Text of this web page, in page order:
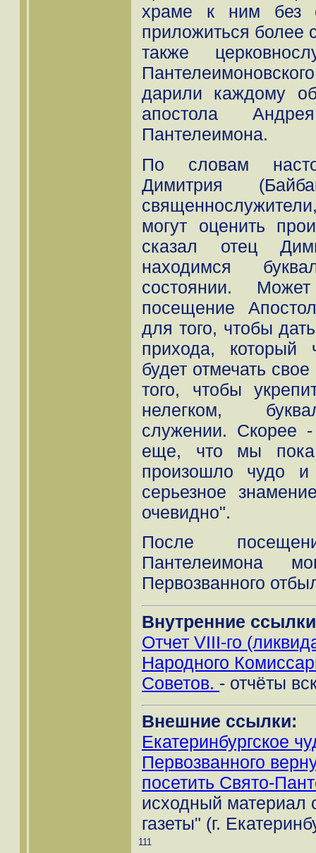
храме к ним без
приложиться более
также
дарили каждому
апостола
Пантелеимона.
По словам
Димитрия
могут оценить
сказал отец
находимся
состоянии.
посещение
для того, чтобы
прихода, который
будет отмечать
того, чтобы
нелегком,
служении. Скорее
еще, что мы
произошло чудо и
серьезное
очевидно".
После
Пантелеимона
Первозванного
Внутренние
Отчет VIII-го
Народного
Советов. - отчёты
Внешние ссылки:
Екатеринбургское
Первозванного
посетить Свято-
исходный материал
газеты" (г.
111